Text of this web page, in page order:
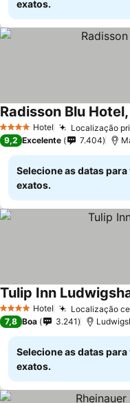
exatos.
4 EstrelasHotel Localização
Radisson Blu
9,2 Excelente 7.404
Selecione as datas
exatos.
4 EstrelasHotel Localização
Tulip Inn
7,8 Boa 3.241
Selecione as datas
exatos.